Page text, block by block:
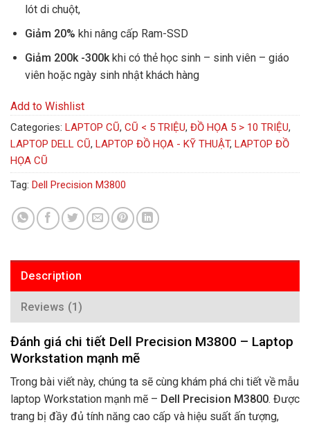
lót di chuột,
Giảm 20% khi nâng cấp Ram-SSD
Giảm 200k -300k khi có thẻ học sinh – sinh viên – giáo
viên hoặc ngày sinh nhật khách hàng
Add to Wishlist
Categories: LAPTOP CŨ, CŨ < 5 TRIỆU, ĐỒ HỌA 5 > 10 TRIỆU,
LAPTOP DELL CŨ, LAPTOP ĐỒ HỌA - KỸ THUẬT, LAPTOP ĐỒ
HỌA CŨ
Tag: Dell Precision M3800
Description
Reviews (1)
Đánh giá chi tiết Dell Precision M3800 – Laptop
Workstation mạnh mẽ
Trong bài viết này, chúng ta sẽ cùng khám phá chi tiết về mẫu
laptop Workstation mạnh mẽ – Dell Precision M3800. Được
trang bị đầy đủ tính năng cao cấp và hiệu suất ấn tượng,